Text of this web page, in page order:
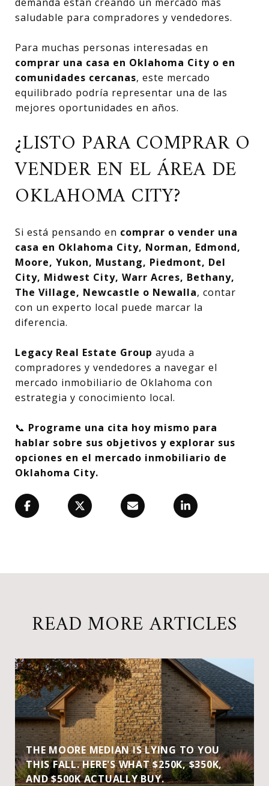
saludable para compradores y vendedores.
Para muchas personas interesadas en
comprar una casa en Oklahoma City o en
comunidades cercanas, este mercado
equilibrado podría representar una de las
mejores oportunidades en años.
¿LISTO PARA COMPRAR O
VENDER EN EL ÁREA DE
OKLAHOMA CITY?
Si está pensando en comprar o vender una
casa en Oklahoma City, Norman, Edmond,
Moore, Yukon, Mustang, Piedmont, Del
City, Midwest City, Warr Acres, Bethany,
The Village, Newcastle o Newalla, contar
con un experto local puede marcar la
diferencia.
Legacy Real Estate Group ayuda a
compradores y vendedores a navegar el
mercado inmobiliario de Oklahoma con
estrategia y conocimiento local.
📞 Programe una cita hoy mismo para
hablar sobre sus objetivos y explorar sus
opciones en el mercado inmobiliario de
Oklahoma City.
READ MORE ARTICLES
THE MOORE MEDIAN IS LYING TO YOU
THIS FALL. HERE'S WHAT $250K, $350K,
AND $500K ACTUALLY BUY.